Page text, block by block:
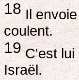
18Il
coulent.
19C'est lui
Israël.